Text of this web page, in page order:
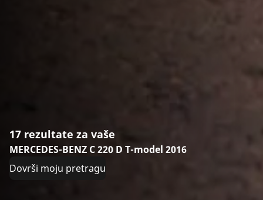
17 rezultate za vaše
MERCEDES-BENZ C 220 D T-model 2016
Dovrši moju pretragu